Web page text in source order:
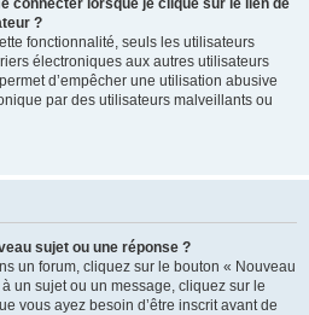
connecter lorsque je clique sur le lien de
?
fonctionnalité, seuls les utilisateurs
électroniques aux autres utilisateurs
d’empêcher une utilisation abusive
par des utilisateurs malveillants ou
sujet ou une réponse ?
un forum, cliquez sur le bouton « Nouveau
un sujet ou un message, cliquez sur le
vous ayez besoin d’être inscrit avant de